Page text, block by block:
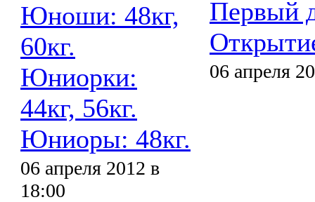
Юноши: 48кг,
60кг.
Юниорки:
44кг, 56кг.
Юниоры: 48кг.
06 апреля 2012 в
18:00
Первый
06 апреля